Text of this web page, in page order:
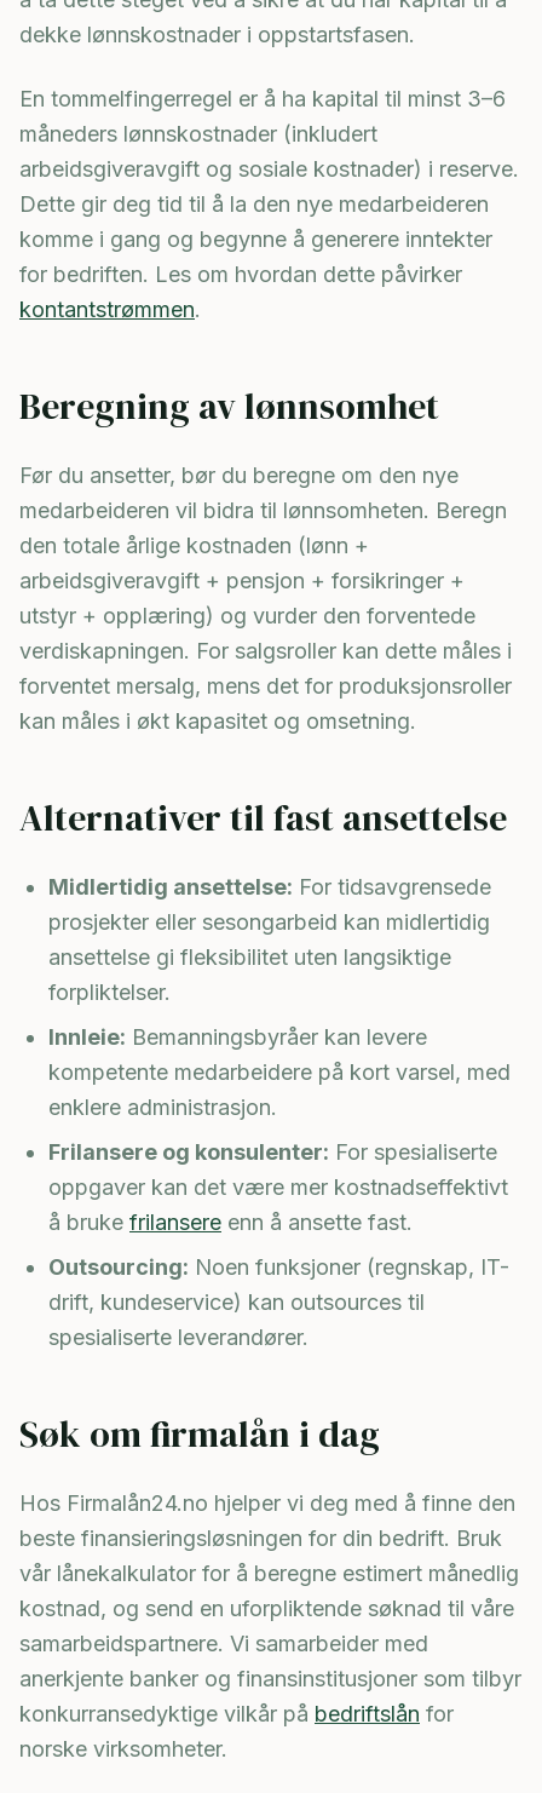
dekke lønnskostnader i oppstartsfasen.
En tommelfingerregel er å ha kapital til minst 3–6
måneders lønnskostnader (inkludert
arbeidsgiveravgift og sosiale kostnader) i reserve.
Dette gir deg tid til å la den nye medarbeideren
komme i gang og begynne å generere inntekter
for bedriften. Les om hvordan dette påvirker
kontantstrømmen.
Beregning av lønnsomhet
Før du ansetter, bør du beregne om den nye
medarbeideren vil bidra til lønnsomheten. Beregn
den totale årlige kostnaden (lønn +
arbeidsgiveravgift + pensjon + forsikringer +
utstyr + opplæring) og vurder den forventede
verdiskapningen. For salgsroller kan dette måles i
forventet mersalg, mens det for produksjonsroller
kan måles i økt kapasitet og omsetning.
Alternativer til fast ansettelse
Midlertidig ansettelse: For tidsavgrensede
prosjekter eller sesongarbeid kan midlertidig
ansettelse gi fleksibilitet uten langsiktige
forpliktelser.
Innleie: Bemanningsbyråer kan levere
kompetente medarbeidere på kort varsel, med
enklere administrasjon.
Frilansere og konsulenter: For spesialiserte
oppgaver kan det være mer kostnadseffektivt
å bruke frilansere enn å ansette fast.
Outsourcing: Noen funksjoner (regnskap, IT-
drift, kundeservice) kan outsources til
spesialiserte leverandører.
Søk om firmalån i dag
Hos Firmalån24.no hjelper vi deg med å finne den
beste finansieringsløsningen for din bedrift. Bruk
vår lånekalkulator for å beregne estimert månedlig
kostnad, og send en uforpliktende søknad til våre
samarbeidspartnere. Vi samarbeider med
anerkjente banker og finansinstitusjoner som tilbyr
konkurransedyktige vilkår på bedriftslån for
norske virksomheter.